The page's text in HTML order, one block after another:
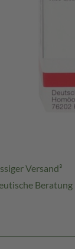
Versand³
Beratung